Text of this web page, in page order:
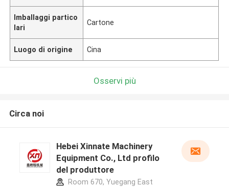
Imballaggi partico
lari
Cartone
Luogo di origine Cina
Osservi più
Circa noi
Hebei Xinnate Machinery
Equipment Co., Ltd profilo
del produttore
Room 670, Yuegang East